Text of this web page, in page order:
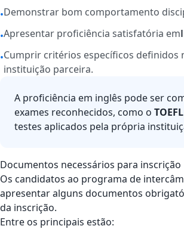
•Demonstrar bom comportamento
•Apresentar proficiência satisfatória em
•Cumprir critérios específicos definidos
instituição parceira.
A proficiência em inglês pode ser
exames reconhecidos, como o
testes aplicados pela própria
Documentos necessários para inscrição
Os candidatos ao programa de
apresentar alguns documentos
da inscrição.
Entre os principais estão: